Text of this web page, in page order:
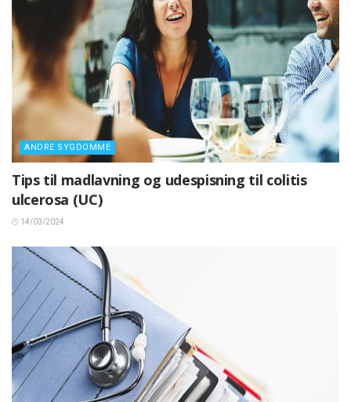
ANDRE SYGDOMME
Tips til madlavning og udespisning til colitis
ulcerosa (UC)
14/03/2024